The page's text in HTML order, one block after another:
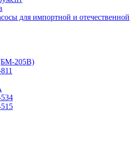
для импортной и отечественной
205В)